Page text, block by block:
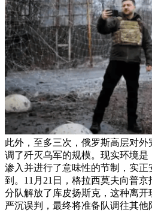
此外，至多三次，俄罗斯高层对
调了歼灭乌军的规模。现实环境是
渗入并进行了意味性的节制，实
到。11月21日，格拉西莫夫向普
分队解放了库皮扬斯克，这种离
严沉误判，最终将准备队调往其